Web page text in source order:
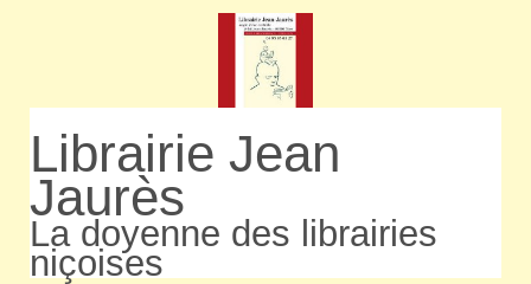
Librairie Jean
Jaurès
La doyenne des librairies
niçoises